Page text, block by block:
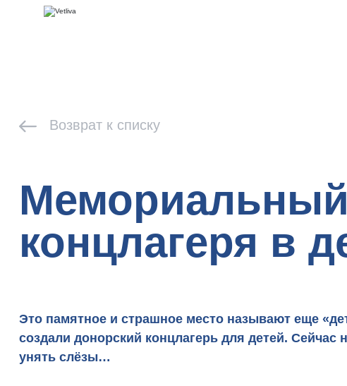
Возврат к списку
Мемориальный
концлагеря в
Это памятное и страшное место называют еще
создали донорский концлагерь для детей.
унять слёзы…